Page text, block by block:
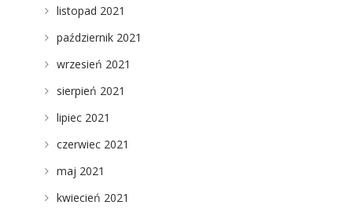
listopad 2021
październik 2021
wrzesień 2021
sierpień 2021
lipiec 2021
czerwiec 2021
maj 2021
kwiecień 2021